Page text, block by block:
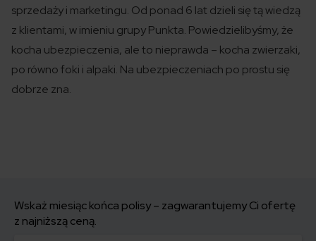
sprzedaży i marketingu. Od ponad 6 lat dzieli się tą wiedzą
z klientami, w imieniu grupy Punkta. Powiedzielibyśmy, że
kocha ubezpieczenia, ale to nieprawda – kocha zwierzaki,
po równo foki i alpaki. Na ubezpieczeniach po prostu się
dobrze zna.
Wskaż miesiąc końca polisy – zagwarantujemy Ci ofertę
z najniższą ceną.